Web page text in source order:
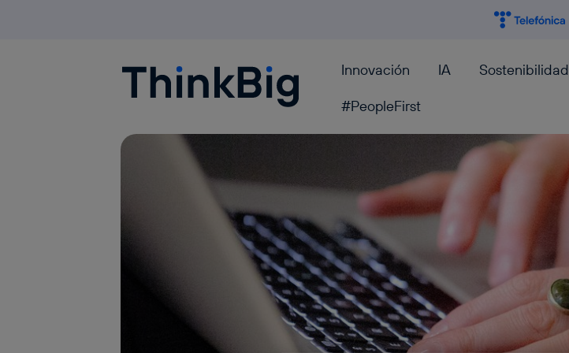
Blogthinkbig.com Innovación IA Sostenibilidad
#PeopleFirst